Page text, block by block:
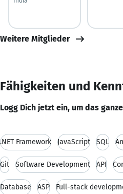
Weitere Mitglieder
Fähigkeiten und
Logg Dich jetzt ein, um das
.NET Framework JavaScript SQL
Git Software Development API
Database ASP Full-stack